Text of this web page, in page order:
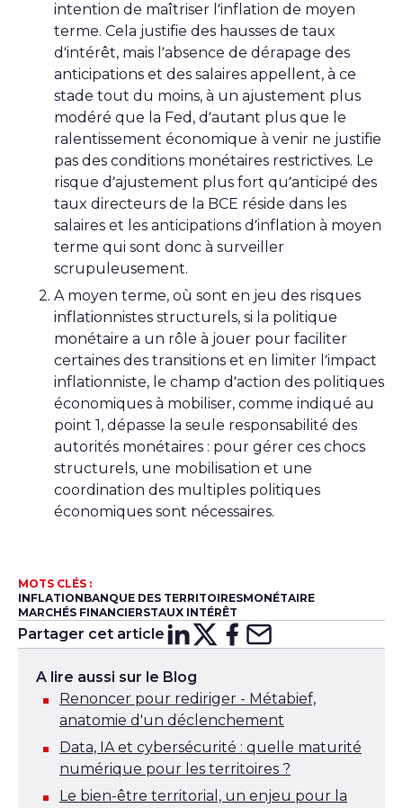
intention de maîtriser l’inflation de moyen
terme. Cela justifie des hausses de taux
d’intérêt, mais l’absence de dérapage des
anticipations et des salaires appellent, à ce
stade tout du moins, à un ajustement plus
modéré que la Fed, d’autant plus que le
ralentissement économique à venir ne justifie
pas des conditions monétaires restrictives. Le
risque d’ajustement plus fort qu’anticipé des
taux directeurs de la BCE réside dans les
salaires et les anticipations d’inflation à moyen
terme qui sont donc à surveiller
scrupuleusement.
A moyen terme, où sont en jeu des risques
inflationnistes structurels, si la politique
monétaire a un rôle à jouer pour faciliter
certaines des transitions et en limiter l’impact
inflationniste, le champ d’action des politiques
économiques à mobiliser, comme indiqué au
point 1, dépasse la seule responsabilité des
autorités monétaires : pour gérer ces chocs
structurels, une mobilisation et une
coordination des multiples politiques
économiques sont nécessaires.
MOTS CLÉS :
INFLATIONBANQUE DES TERRITOIRESMONÉTAIRE
MARCHÉS FINANCIERSTAUX INTÉRÊT
Partager cet article Partager sur
Partager surX
Partager
Partager
A lire aussi sur le Blog
Renoncer pour rediriger - Métabief,
anatomie d'un déclenchement
Data, IA et cybersécurité : quelle maturité
numérique pour les territoires ?
Le bien-être territorial, un enjeu pour la